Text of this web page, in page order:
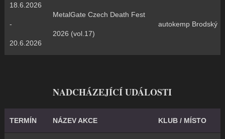
18.6.2026
-
20.6.2026
MetalGate Czech Death Fest
2026 (vol.17)
autokemp Brodský
NADCHÁZEJÍCÍ UDÁLOSTI
TERMÍN NÁZEV AKCE KLUB / MÍSTO